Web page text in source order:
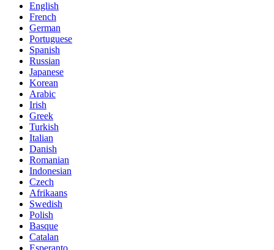
English
French
German
Portuguese
Spanish
Russian
Japanese
Korean
Arabic
Irish
Greek
Turkish
Italian
Danish
Romanian
Indonesian
Czech
Afrikaans
Swedish
Polish
Basque
Catalan